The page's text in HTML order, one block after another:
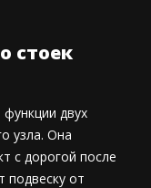
стоек
двух
узла. Она
с дорогой после
подвеску от